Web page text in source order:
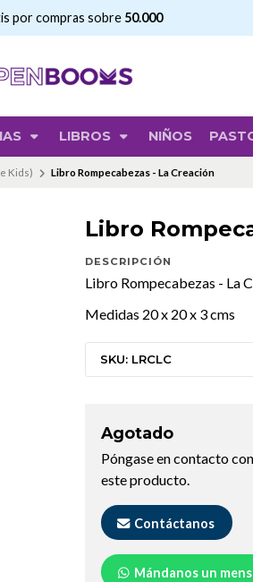
LIBROS NIÑOS
por compras sobre 50.000
Kids) Libro Rompecabezas - La Creación
Libro
DESCRIPCIÓN
Libro Rompecabezas - La
Medidas 20 x 20 x 3 cms
SKU: LRCLC
Agotado
Póngase en contacto
este producto.
Contáctanos
Mándanos un